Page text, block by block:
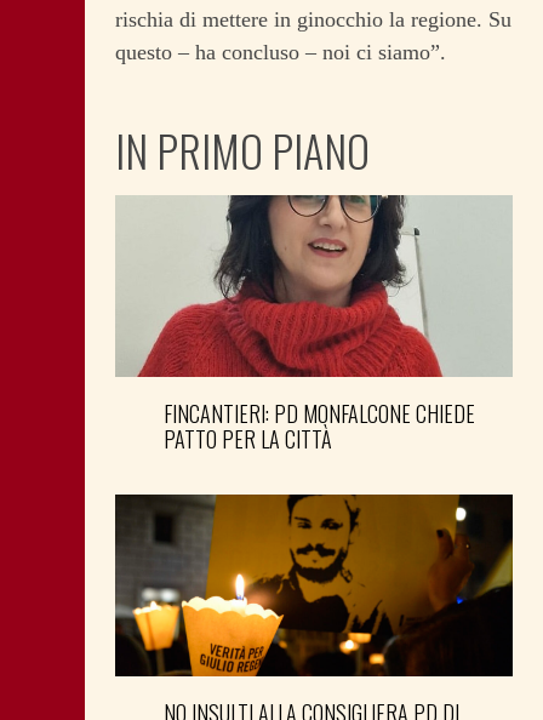
rischia di mettere in ginocchio la regione. Su
questo – ha concluso – noi ci siamo”.
IN PRIMO PIANO
FINCANTIERI: PD MONFALCONE CHIEDE
PATTO PER LA CITTÀ
NO INSULTI ALLA CONSIGLIERA PD DI